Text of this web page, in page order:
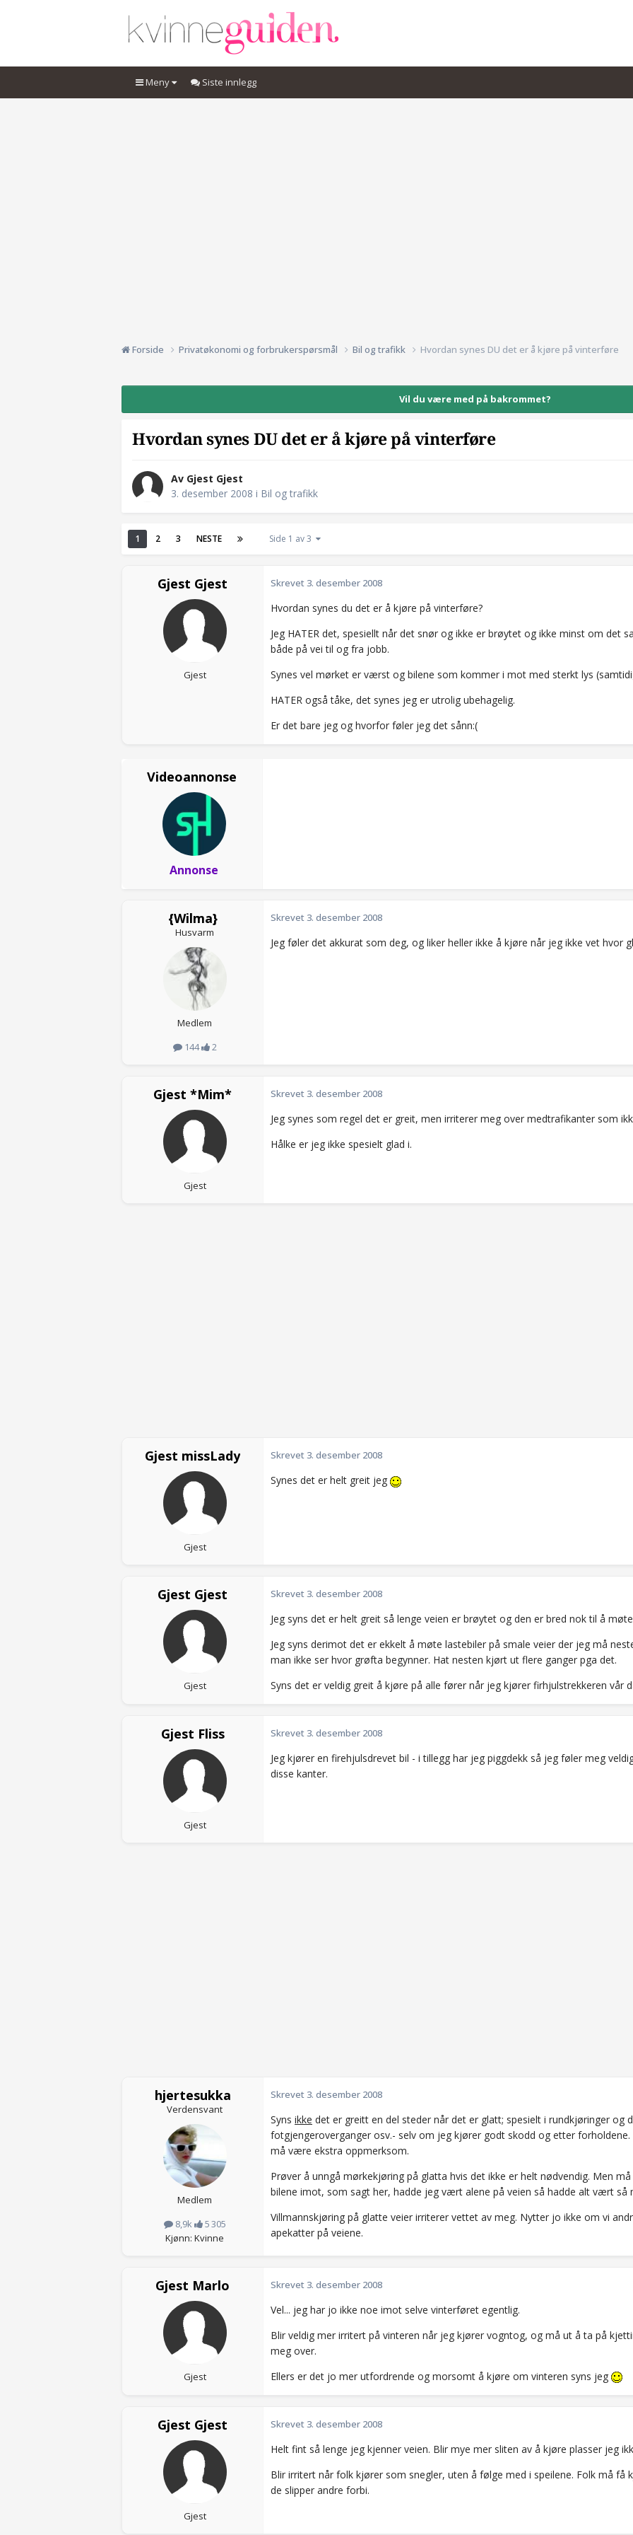
Meny Siste innlegg
Forside Privatøkonomi og forbrukerspørsmål Bil og trafikk Hvordan synes DU det er å kjøre på vinterføre
Vil du være med på bakrommet?
Hvordan synes DU det er å kjøre på vinterføre
Av Gjest Gjest
3. desember 2008 i Bil og trafikk
1 2 3 NESTE Side 1 av 3
Gjest Gjest
Gjest
Skrevet 3. desember 2008
Hvordan synes du det er å kjøre på vinterføre?
Jeg HATER det, spesiellt når det snør og ikke er brøytet og ikke minst om det
både på vei til og fra jobb.
Synes vel mørket er værst og bilene som kommer i mot med sterkt lys
HATER også tåke, det synes jeg er utrolig ubehagelig.
Er det bare jeg og hvorfor føler jeg det sånn:(
Videoannonse
Annonse
{Wilma}
Husvarm
Medlem
144
2
Skrevet 3. desember 2008
Jeg føler det akkurat som deg, og liker heller ikke å kjøre når jeg ikke vet hvor
Gjest *Mim*
Gjest
Skrevet 3. desember 2008
Jeg synes som regel det er greit, men irriterer meg over medtrafikanter som
Hålke er jeg ikke spesielt glad i.
Gjest missLady
Gjest
Skrevet 3. desember 2008
Synes det er helt greit jeg
Gjest Gjest
Gjest
Skrevet 3. desember 2008
Jeg syns det er helt greit så lenge veien er brøytet og den er bred nok til å
Jeg syns derimot det er ekkelt å møte lastebiler på smale veier der jeg må
man ikke ser hvor grøfta begynner. Hat nesten kjørt ut flere ganger pga det.
Syns det er veldig greit å kjøre på alle fører når jeg kjører firhjulstrekkeren vår
Gjest Fliss
Gjest
Skrevet 3. desember 2008
Jeg kjører en firehjulsdrevet bil - i tillegg har jeg piggdekk så jeg føler meg
disse kanter.
hjertesukka
Verdensvant
Medlem
8,9k
5 305
Kjønn: Kvinne
Skrevet 3. desember 2008
Syns ikke det er greitt en del steder når det er glatt; spesielt i rundkjøringer og
fotgjengeroverganger osv.- selv om jeg kjører godt skodd og etter
må være ekstra oppmerksom.
Prøver å unngå mørkekjøring på glatta hvis det ikke er helt nødvendig. Men
bilene imot, som sagt her, hadde jeg vært alene på veien så hadde alt vært så
Villmannskjøring på glatte veier irriterer vettet av meg. Nytter jo ikke om vi
apekatter på veiene.
Gjest Marlo
Gjest
Skrevet 3. desember 2008
Vel... jeg har jo ikke noe imot selve vinterføret egentlig.
Blir veldig mer irritert på vinteren når jeg kjører vogntog, og må ut å ta på
meg over.
Ellers er det jo mer utfordrende og morsomt å kjøre om vinteren syns jeg
Gjest Gjest
Gjest
Skrevet 3. desember 2008
Helt fint så lenge jeg kjenner veien. Blir mye mer sliten av å kjøre plasser jeg
Blir irritert når folk kjører som snegler, uten å følge med i speilene. Folk må få
de slipper andre forbi.